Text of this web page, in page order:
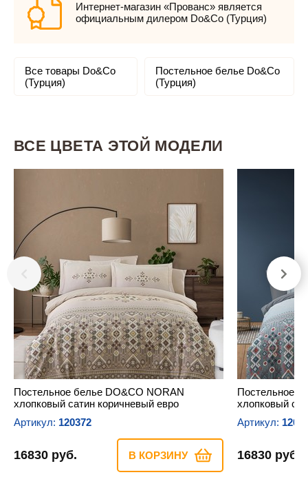
Интернет-магазин «Прованс» является
официальным дилером Do&Co (Турция)
Все товары Do&Co
(Турция)
Постельное белье Do&Co
(Турция)
ВСЕ ЦВЕТА ЭТОЙ МОДЕЛИ
Постельное белье DO&CO NORAN
хлопковый сатин коричневый евро
Артикул: 120372
16830 руб. В КОРЗИНУ
Постельное
хлопковый
Артикул:
16830 руб.